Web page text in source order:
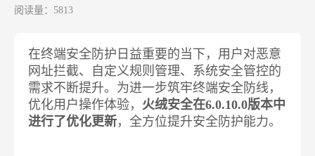
阅读量：5813
在终端安全防护日益重要的当下，用户对恶意
网址拦截、自定义规则管理、系统安全管控的
需求不断提升。为进一步筑牢终端安全防线，
优化用户操作体验， 火绒安全在6.0.10.0版本中
进行了优化更新，全方位提升安全防护能力。